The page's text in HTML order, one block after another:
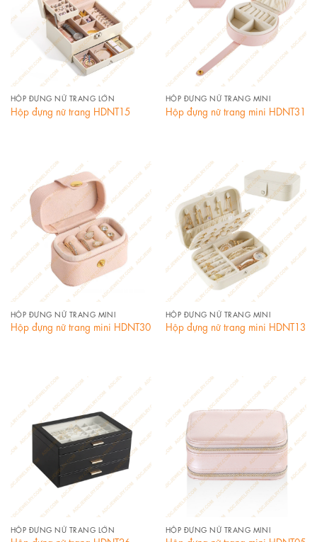
HỘP ĐỰNG NỮ TRANG LỚN
Hộp đựng nữ trang HDNT15
HỘP ĐỰNG NỮ TRANG MINI
Hộp đựng nữ trang mini HDNT31
HỘP ĐỰNG NỮ TRANG MINI
Hộp đựng nữ trang mini HDNT30
HỘP ĐỰNG NỮ TRANG MINI
Hộp đựng nữ trang mini HDNT13
HỘP ĐỰNG NỮ TRANG LỚN HỘP ĐỰNG NỮ TRANG MINI